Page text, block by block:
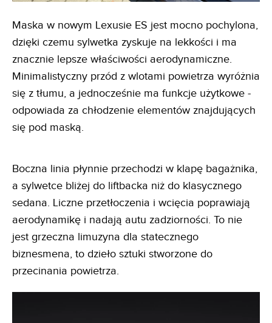
Maska w nowym Lexusie ES jest mocno pochylona,
dzięki czemu sylwetka zyskuje na lekkości i ma
znacznie lepsze właściwości aerodynamiczne.
Minimalistyczny przód z wlotami powietrza wyróżnia
się z tłumu, a jednocześnie ma funkcje użytkowe -
odpowiada za chłodzenie elementów znajdujących
się pod maską.
Boczna linia płynnie przechodzi w klapę bagażnika,
a sylwetce bliżej do liftbacka niż do klasycznego
sedana. Liczne przetłoczenia i wcięcia poprawiają
aerodynamikę i nadają autu zadziorności. To nie
jest grzeczna limuzyna dla statecznego
biznesmena, to dzieło sztuki stworzone do
przecinania powietrza.